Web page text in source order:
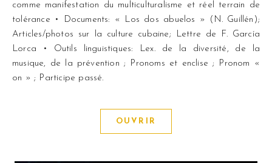
comme manifestation du multiculturalisme et réel terrain de
tolérance • Documents: « Los dos abuelos » (N. Guillén);
Articles/photos sur la culture cubaine; Lettre de F. García
Lorca • Outils linguistiques: Lex. de la diversité, de la
musique, de la prévention ; Pronoms et enclise ; Pronom «
on » ; Participe passé.
OUVRIR